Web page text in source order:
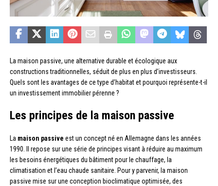
La maison passive, une alternative durable et écologique aux
constructions traditionnelles, séduit de plus en plus d’investisseurs.
Quels sont les avantages de ce type d’habitat et pourquoi représente-t-il
un investissement immobilier pérenne ?
Les principes de la maison passive
La maison passive est un concept né en Allemagne dans les années
1990. Il repose sur une série de principes visant à réduire au maximum
les besoins énergétiques du bâtiment pour le chauffage, la
climatisation et l’eau chaude sanitaire. Pour y parvenir, la maison
passive mise sur une conception bioclimatique optimisée, des